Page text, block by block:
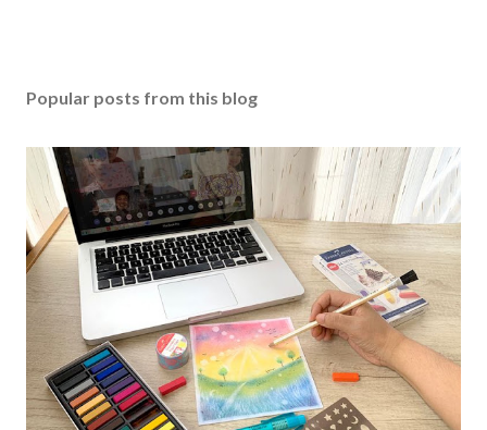
Popular posts from this blog